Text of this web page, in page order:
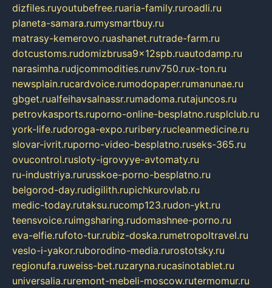
dizfiles.ruyoutubefree.ruaria-family.ruroadli.ru
planeta-samara.rumysmartbuy.ru
matrasy-kemerovo.ruashanet.rutrade-farm.ru
dotcustoms.rudomizbrusa9x12spb.ruautodamp.ru
narasimha.rudjcommodities.runv750.rux-ton.ru
newsplain.rucardvoice.rumodopaper.rumanunae.ru
gbget.rualfeihavsalnassr.rumadoma.rutajuncos.ru
petrovkasports.ruporno-online-besplatno.rusplclub.ru
york-life.rudoroga-expo.ruribery.rucleanmedicine.ru
slovar-ivrit.ruporno-video-besplatno.ruseks-365.ru
ovucontrol.rusloty-igrovyye-avtomaty.ru
ru-industriya.rurusskoe-porno-besplatno.ru
belgorod-day.rudigilith.rupichkurovlab.ru
medic-today.rutaksu.rucomp123.rudon-ykt.ru
teensvoice.ruimgsharing.rudomashnee-porno.ru
eva-elfie.rufoto-tur.rubiz-doska.rumetropoltravel.ru
veslo-i-yakor.ruborodino-media.rurostotsky.ru
regionufa.ruweiss-bet.ruzaryna.rucasinotablet.ru
universalia.ruremont-mebeli-moscow.rutermomur.ru